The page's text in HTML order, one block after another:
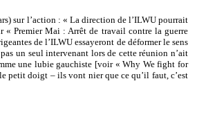
sur l’action : « La direction de l’ILWU pourrait
« Premier Mai : Arrêt de travail contre la guerre
de l’ILWU essayeront de déformer le sens
un seul intervenant lors de cette réunion n’ait
une lubie gauchiste [voir « Why We fight for
petit doigt – ils vont nier que ce qu’il faut, c’est